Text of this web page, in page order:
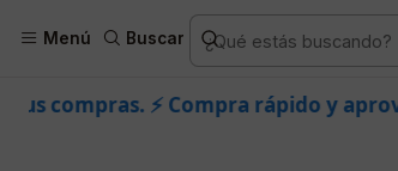
Menú Buscar
rápido y aprovecha. 💙 +50.000